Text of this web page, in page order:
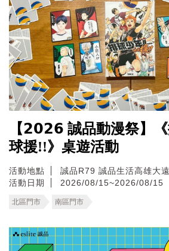
【𝟮𝟬𝟮𝟲 誠品動漫祭】
球援!!》桌遊活動
活動地點 誠品R79 誠品生活高雄大
活動日期
2026/08/15~2026/08/15
北區門市 南區門市